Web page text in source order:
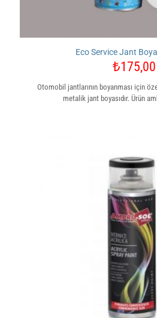
Eco Service Jant
₺175,00
Otomobil jantlarının boyanması için
metalik jant boyasıdır. Ürün